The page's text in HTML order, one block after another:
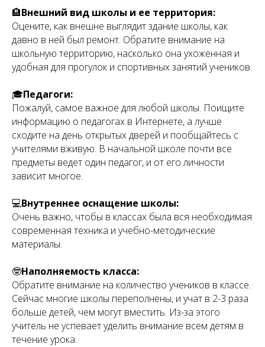
🏨Внешний вид школы и ее территория:
Оцените, как внешне выглядит здание школы, как
давно в ней был ремонт. Обратите внимание на
школьную территорию, насколько она ухоженная и
удобная для прогулок и спортивных занятий учеников.
🎓Педагоги:
Пожалуй, самое важное для любой школы. Поищите
информацию о педагогах в Интернете, а лучше
сходите на день открытых дверей и пообщайтесь с
учителями вживую. В начальной школе почти все
предметы ведет один педагог, и от его личности
зависит многое.
💻Внутреннее оснащение школы:
Очень важно, чтобы в классах была вся необходимая
современная техника и учебно-методические
материалы.
🤓Наполняемость класса:
Обратите внимание на количество учеников в классе.
Сейчас многие школы переполнены, и учат в 2-3 раза
больше детей, чем могут вместить. Из-за этого
учитель не успевает уделить внимание всем детям в
течение урока.